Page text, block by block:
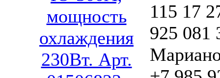
мощность
охлаждения
230Вт. Арт.
115 17
925 081